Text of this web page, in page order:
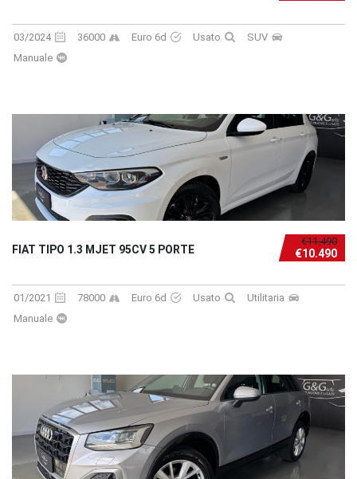
03/2024 36000 Euro 6d Usato
SUV
Manuale
€11.490
€10.490
FIAT TIPO 1.3 MJET 95CV 5 PORTE
01/2021 78000 Euro 6d Usato
Utilitaria
Manuale